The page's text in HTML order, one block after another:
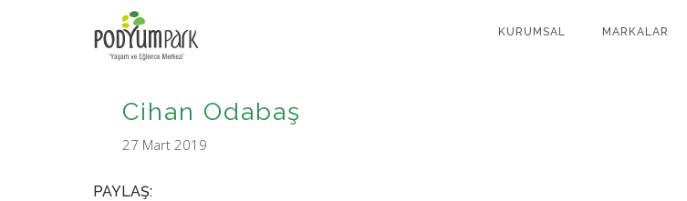
KURUMSAL MARKALAR
Cihan Odabaş
27 Mart 2019
PAYLAŞ: